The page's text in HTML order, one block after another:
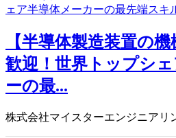
【半導体製造装置の
歓迎！世界トップシ
ーの最...
株式会社マイスターエンジニアリ